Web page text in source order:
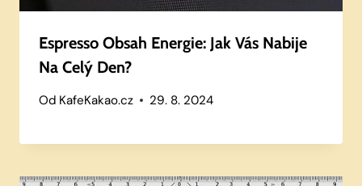
Espresso Obsah Energie: Jak Vás Nabije
Na Celý Den?
Od KafeKakao.cz 29. 8. 2024